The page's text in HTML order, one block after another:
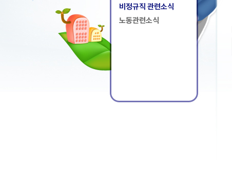
비정규직 관련소식
노동관련소식